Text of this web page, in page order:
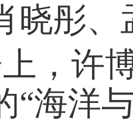
晓彤、
，许
“海洋